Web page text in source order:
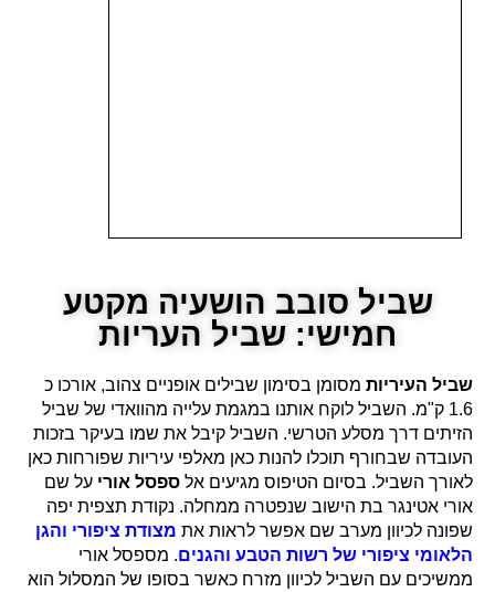
שביל סובב הושעיה מקטע
חמישי: שביל העריות
שביל העיריות מסומן בסימון שבילים אופניים צהוב, אורכו כ
1.6 ק"מ. השביל לוקח אותנו במגמת עלייה מהוואדי של שביל
הזיתים דרך מסלע הטרשי. השביל קיבל את שמו בעיקר בזכות
העובדה שבחורף תוכלו להנות כאן מאלפי עיריות שפורחות כאן
לאורך השביל. בסיום הטיפוס מגיעים אל ספסל אורי על שם
אורי אטינגר בת הישוב שנפטרה ממחלה. נקודת תצפית יפה
שפונה לכיוון מערב שם אפשר לראות את מצודת ציפורי והגן
הלאומי ציפורי של רשות הטבע והגנים. מספסל אורי
ממשיכים עם השביל לכיוון מזרח כאשר בסופו של המסלול הוא